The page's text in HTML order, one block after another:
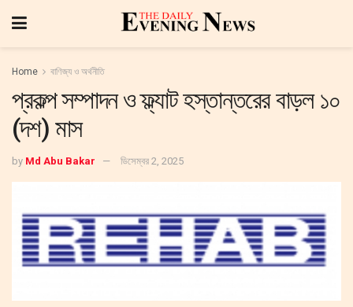
Home বাণিজ্য ও অর্থনীতি
প্রকল্প সম্পাদন ও ফ্ল্যাট হস্তান্তরের বাড়ল ১০
(দশ) মাস
by Md Abu Bakar ডিসেম্বর 2, 2025